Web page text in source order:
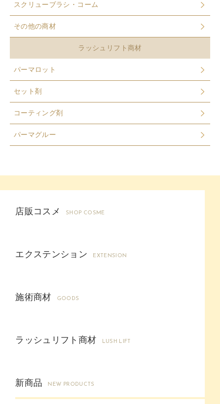
スクリューブラシ・コーム
その他の商材
ラッシュリフト商材
パーマロット
セット剤
コーティング剤
パーマグルー
店販コスメ SHOP COSME
エクステンション EXTENSION
施術商材 GOODS
ラッシュリフト商材 LUSH LIFT
新商品 NEW PRODUCTS